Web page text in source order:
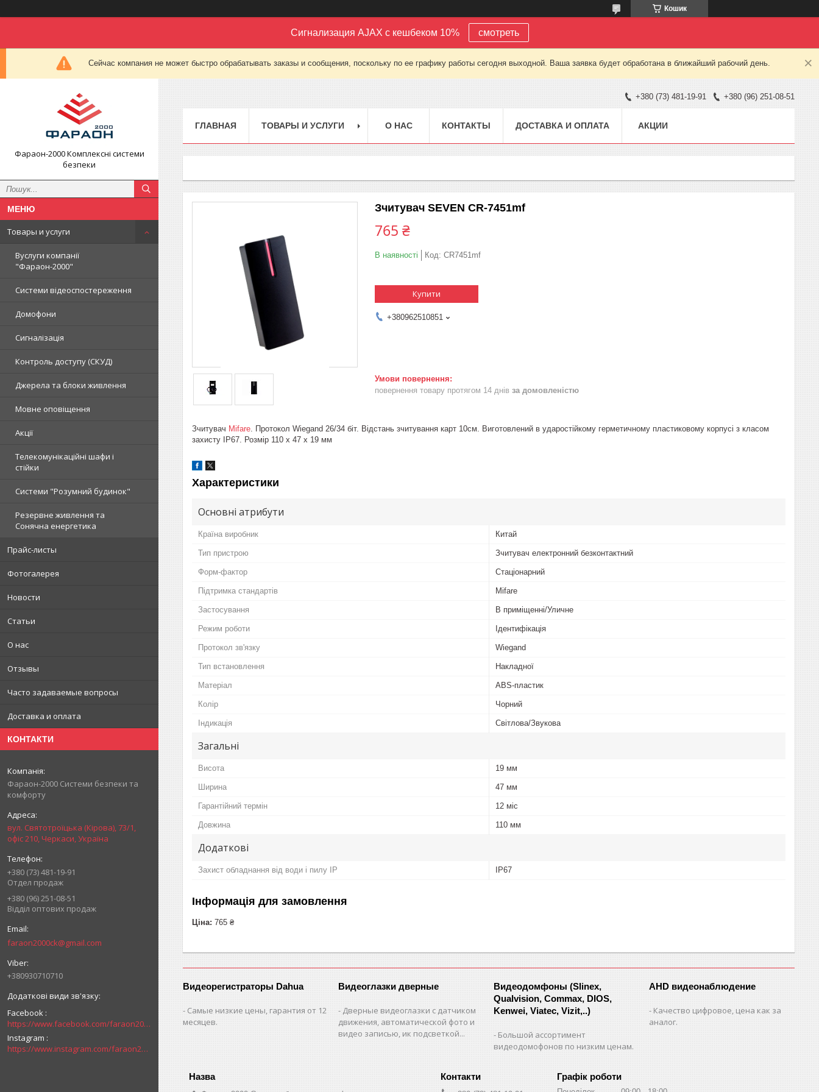
Кошик
Сигнализация AJAX с кешбеком 10% смотреть
Сейчас компания не может быстро обрабатывать заказы и сообщения, поскольку по ее графику работы сегодня выходной. Ваша заявка будет обработана в ближайший рабочий день.
Фараон-2000 Комплексні системи
безпеки
Товары и услуги
Вуслуги компанії
"Фараон-2000"
Системи відеоспостереження
Домофони
Сигналізація
Контроль доступу (СКУД)
Джерела та блоки живлення
Мовне оповіщення
Акції
Телекомунікаційні шафи і
стійки
Системи "Розумний будинок"
Резервне живлення та
Сонячна енергетика
Прайс-листы
Фотогалерея
Новости
Статьи
О нас
Отзывы
Часто задаваемые вопросы
Доставка и оплата
КОНТАКТИ
Фараон-2000 Системи безпеки та
комфорту
вул. Святотроїцька (Кірова), 73/1,
офіс 210, Черкаси, Україна
+380 (73) 481-19-91
Отдел продаж
+380 (96) 251-08-51
Відділ оптових продаж
faraon2000ck@gmail.com
+380930710710
Facebook
https://www.facebook.com/faraon2000ck/
Instagram
https://www.instagram.com/faraon2000com/
+380 (73) 481-19-91 +380 (96) 251-08-51
ГЛАВНАЯ ТОВАРЫ И УСЛУГИ О НАС КОНТАКТЫ ДОСТАВКА И ОПЛАТА АКЦИИ
Зчитувач SEVEN CR-7451mf
765 ₴
В наявності Код: CR7451mf
Купити
+380962510851
повернення товару протягом 14 днів за домовленістю
Зчитувач Mifare . Протокол Wiegand 26/34 біт. Відстань зчитування карт 10см. Виготовлений в ударостійкому герметичному пластиковому корпусі з класом
захисту IP67. Розмір 110 x 47 x 19 мм
Характеристики
Основні атрибути
Країна виробник Китай
Тип пристрою Зчитувач електронний безконтактний
Форм-фактор Стаціонарний
Підтримка стандартів Mifare
Застосування В приміщенні/Уличне
Режим роботи Ідентифікація
Протокол зв'язку Wiegand
Тип встановлення Накладної
Матеріал ABS-пластик
Колір Чорний
Індикація Світлова/Звукова
Загальні
Висота 19 мм
Ширина 47 мм
Гарантійний термін 12 міс
Довжина 110 мм
Додаткові
Захист обладнання від води і пилу IP IP67
Інформація для замовлення
Ціна: 765 ₴
Видеорегистраторы Dahua
Самые низкие цены, гарантия от 12
месяцев.
Видеоглазки дверные
Дверные видеоглазки с датчиком
движения, автоматической фото и
видео записью, ик подсветкой...
Видеодомфоны (Slinex,
Qualvision, Commax, DIOS,
Kenwei, Viatec, Vizit,..)
Большой ассортимент
видеодомофонов по низким ценам.
AHD видеонаблюдение
Качество цифровое, цена как за
аналог.
Графік роботи